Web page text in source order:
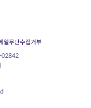
일무단수집거부
02842